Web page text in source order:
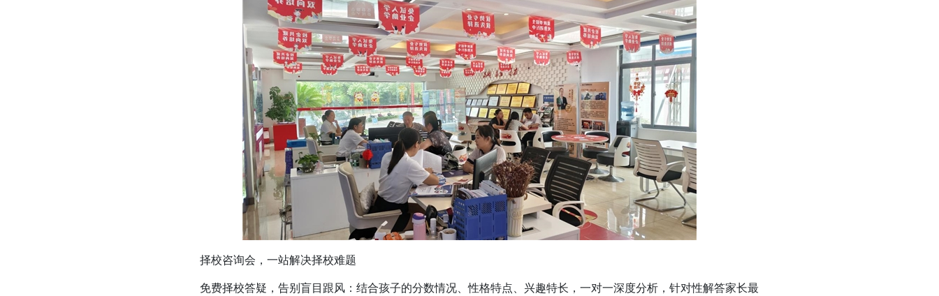
择校咨询会，一站解决择校难题
免费择校答疑，告别盲目跟风：结合孩子的分数情况、性格特点、兴趣特长，一对一深度分析，针对性解答家长最